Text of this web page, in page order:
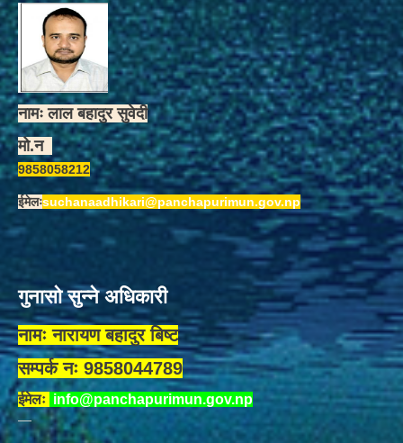
नामः लाल बहादुर सुवेदी
मो.न
9858058212
ईमेलःsuchanaadhikari@panchapurimun.gov.np
गुनासो सुन्ने अधिकारी
नामः नारायण बहादुर बिष्ट
सम्पर्क नः 9858044789
ईमेलः info@panchapurimun.gov.np